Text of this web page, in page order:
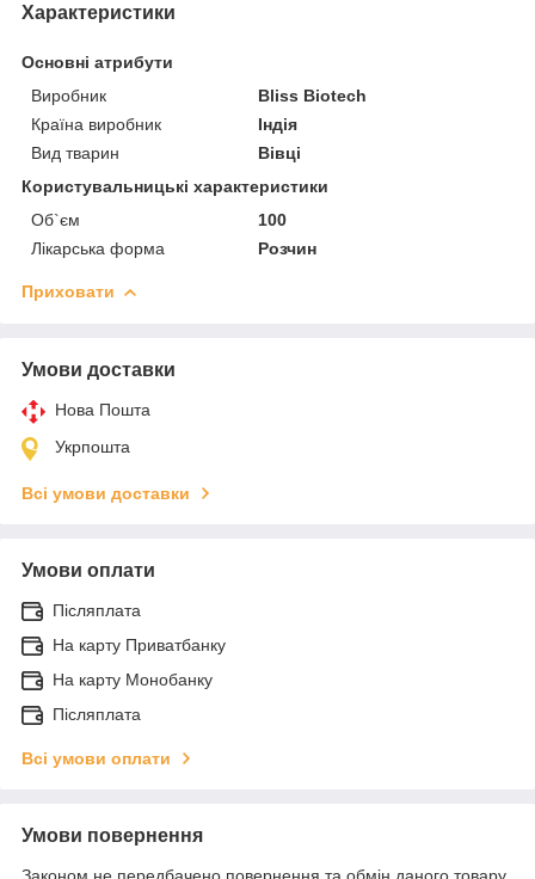
Характеристики
Основні атрибути
Виробник
Bliss Biotech
Країна виробник
Індія
Вид тварин
Вівці
Користувальницькі характеристики
Об`єм
100
Лікарська форма
Розчин
Приховати
Умови доставки
Нова Пошта
Укрпошта
Всі умови доставки
Умови оплати
Післяплата
На карту Приватбанку
На карту Монобанку
Післяплата
Всі умови оплати
Умови повернення
Законом не передбачено повернення та обмін даного товару